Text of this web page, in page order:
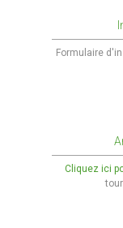
L'éclairage public
Formulaire
Cliquez ici